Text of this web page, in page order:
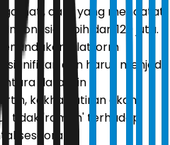
data yang mencatat
lebih dari 120 juta.
platform
dan harus menjadi
data lain
kekhawatiran akan
tidak 'ramah' terhadap
seseorang.